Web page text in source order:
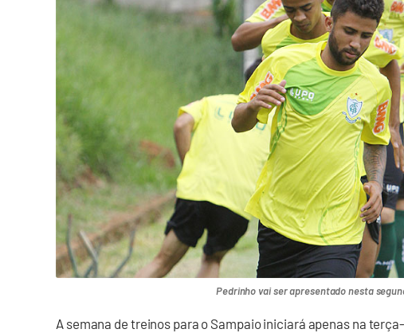
Pedrinho vai ser apresentado nesta
A semana de treinos para o Sampaio iniciará apenas na